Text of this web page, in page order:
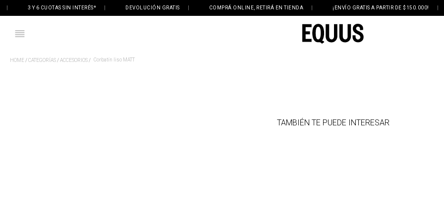
3 Y 6 CUOTAS SIN INTERÉS* | DEVOLUCIÓN GRATIS | COMPRÁ ONLINE, RETIRÁ EN TIENDA | ¡ENVÍO GRATIS A PARTIR DE $150.000! |
CATEGORÍAS ACCESORIOS Corbatín liso MATT
TAMBIÉN TE PUEDE INTERESAR